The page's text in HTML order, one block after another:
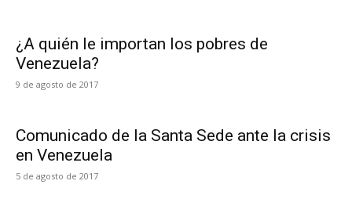
¿A quién le importan los pobres de
Venezuela?
9 de agosto de 2017
Comunicado de la Santa Sede ante la crisis
en Venezuela
5 de agosto de 2017